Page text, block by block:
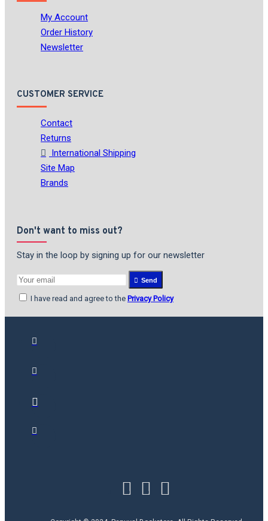
My Account
Order History
Newsletter
CUSTOMER SERVICE
Contact
Returns
International Shipping
Site Map
Brands
Don't want to miss out?
Stay in the loop by signing up for our newsletter
Send
I have read and agree to the Privacy Policy